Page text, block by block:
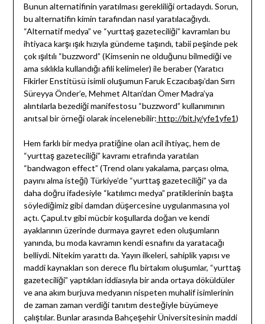
Bunun alternatifinin yaratılması gerekliliği ortadaydı. Sorun,
bu alternatifin kimin tarafından nasıl yaratılacağıydı.
“Alternatif medya” ve “yurttaş gazeteciliği” kavramları bu
ihtiyaca karşı ışık hızıyla gündeme taşındı, tabii peşinde pek
çok ışıltılı “buzzword” (Kimsenin ne olduğunu bilmediği ve
ama sıklıkla kullandığı afili kelimeler) ile beraber (Yaratıcı
Fikirler Enstitüsü isimli oluşumun Faruk Eczacıbaşı’dan Sırrı
Süreyya Önder’e, Mehmet Altan’dan Ömer Madra’ya
alıntılarla bezediği manifestosu “buzzword” kullanımının
anıtsal bir örneği olarak incelenebilir: http://bit.ly/yfe1yfe1)
Hem farklı bir medya pratiğine olan acil ihtiyaç, hem de
“yurttaş gazeteciliği” kavramı etrafında yaratılan
“bandwagon effect” (Trend olanı yakalama, parçası olma,
payını alma isteği) Türkiye’de “yurttaş gazeteciliği” ya da
daha doğru ifadesiyle “katılımcı medya” pratiklerinin başta
söylediğimiz gibi damdan düşercesine uygulanmasına yol
açtı. Çapul.tv gibi mücbir koşullarda doğan ve kendi
ayaklarının üzerinde durmaya gayret eden oluşumların
yanında, bu moda kavramın kendi esnafını da yaratacağı
belliydi. Nitekim yarattı da. Yayın ilkeleri, sahiplik yapısı ve
maddi kaynakları son derece flu birtakım oluşumlar, “yurttaş
gazeteciliği” yaptıkları iddiasıyla bir anda ortaya döküldüler
ve ana akım burjuva medyanın nispeten muhalif isimlerinin
de zaman zaman verdiği tanıtım desteğiyle büyümeye
çalıştılar. Bunlar arasında Bahçeşehir Üniversitesinin maddi